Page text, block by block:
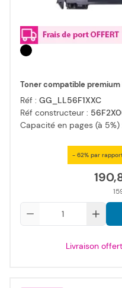
Toner compatible
Réf : GG_LL56F1XXC
Réf constructeur :
Capacité en pages (à 5%)
- 62% par
Livraison